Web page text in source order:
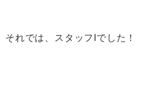
それでは、スタッフIでした！